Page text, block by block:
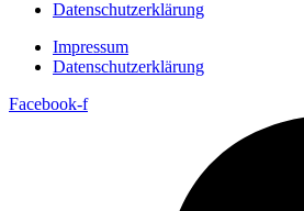
Datenschutzerklärung
Impressum
Datenschutzerklärung
Facebook-f